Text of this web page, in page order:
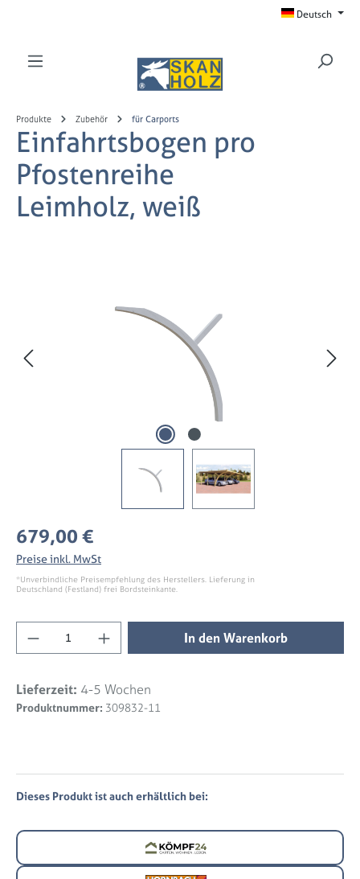
Produkte Zubehör für Carports
Einfahrtsbogen pro
Pfostenreihe
Leimholz, weiß
Regulärer Preis:
679,00 €
Preise inkl. MwSt
*Unverbindliche Preisempfehlung des Herstellers. Lieferung in
Deutschland (Festland) frei Bordsteinkante.
Produkt Anzahl: Gib den gewünschten
In den Warenkorb
Lieferzeit: 4-5 Wochen
Produktnummer: 309832-11
Dieses Produkt ist auch erhältlich bei:
Deutsch